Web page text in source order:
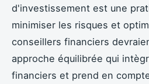
d'investissement est une
minimiser les risques et
conseillers financiers
approche équilibrée qui
financiers et prend en